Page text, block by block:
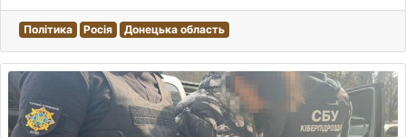
Політика Росія Донецька область